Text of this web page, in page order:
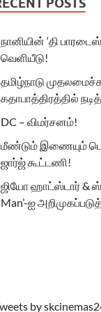
POSTS
நானியின் ‘தி
வெளியீடு!
தமிழ்நாடு
கதாபாத்திரத்தில்
DC – விமர்சனம்!
மீண்டும் இணையும்
ஜார்ஜ் கூட்டணி!
ஜியோ ஹாட்ஸ்டார் &
Man’-ஐ
by